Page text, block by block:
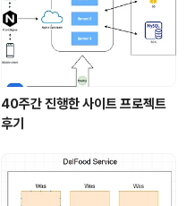
40주간 진행한 사이트 프로젝트
후기